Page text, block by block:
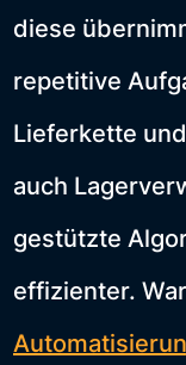
diese
repetitive
Lieferkette
auch
gestützte
effizienter.